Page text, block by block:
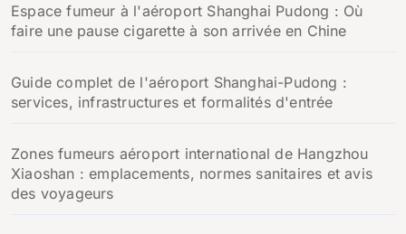
e
r
Espace fumeur à l'aéroport Shanghai Pudong : Où
faire une pause cigarette à son arrivée en Chine
Guide complet de l'aéroport Shanghai-Pudong :
services, infrastructures et formalités d'entrée
Zones fumeurs aéroport international de Hangzhou
Xiaoshan : emplacements, normes sanitaires et avis
des voyageurs